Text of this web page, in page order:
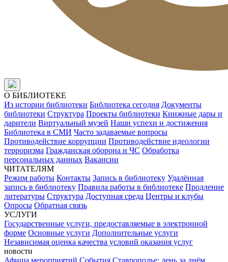
О БИБЛИОТЕКЕ
Из истории библиотеки Библиотека сегодня Документы
библиотеки Структура Проекты библиотеки Книжные дары и
дарители Виртуальный музей Наши успехи и достижения
Библиотека в СМИ Часто задаваемые вопросы
Противодействие коррупции Противодействие идеологии
терроризма Гражданская оборона и ЧС Обработка
персональных данных Вакансии
ЧИТАТЕЛЯМ
Режим работы Контакты Запись в библиотеку Удалённая
запись в библиотеку Правила работы в библиотеке Продление
литературы Структура Доступная среда Центры и клубы
Опросы Обратная связь
УСЛУГИ
Государственные услуги, предоставляемые в электронной
форме Основные услуги Дополнительные услуги
Независимая оценка качества условий оказания услуг
новости
Афиша мероприятий События Ставрополье: день за днём